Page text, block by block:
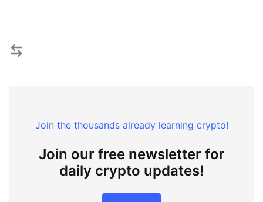
Join the thousands already learning crypto!
Join our free newsletter for
daily crypto updates!